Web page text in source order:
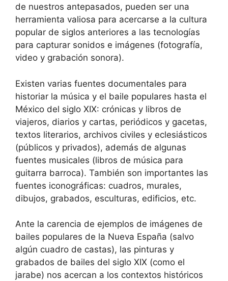
de nuestros antepasados, pueden ser una
herramienta valiosa para acercarse a la cultura
popular de siglos anteriores a las tecnologías
para capturar sonidos e imágenes (fotografía,
video y grabación sonora).
Existen varias fuentes documentales para
historiar la música y el baile populares hasta el
México del siglo XIX: crónicas y libros de
viajeros, diarios y cartas, periódicos y gacetas,
textos literarios, archivos civiles y eclesiásticos
(públicos y privados), además de algunas
fuentes musicales (libros de música para
guitarra barroca). También son importantes las
fuentes iconográficas: cuadros, murales,
dibujos, grabados, esculturas, edificios, etc.
Ante la carencia de ejemplos de imágenes de
bailes populares de la Nueva España (salvo
algún cuadro de castas), las pinturas y
grabados de bailes del siglo XIX (como el
jarabe) nos acercan a los contextos históricos